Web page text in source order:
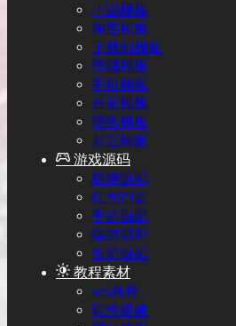
小说模板
淘客模板
下载站模板
商城模板
手机模板
外贸模板
博客模板
其它模板
游戏源码
棋牌源码
红包扫雷
手游源码
端游源码
页游源码
教程素材
seo教程
软件搭建